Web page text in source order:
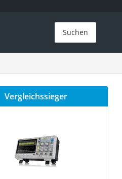
Suchen
Vergleichssieger